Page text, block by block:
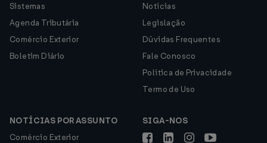
Sistemas
Agenda Tributária
Comércio Exterior
Boletim Diário
Notícias
Legislação
Dúvidas Frequentes
Fale Conosco
Política de Privacidade
Termo de Uso
NOTÍCIAS POR ASSUNTO
Comércio Exterior
SIGA-NOS